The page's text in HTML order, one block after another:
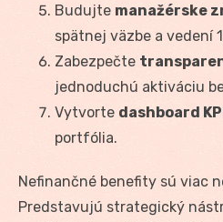
Budujte manažérske
spätnej väzbe a vedení
Zabezpečte
jednoduchú aktiváciu
Vytvorte dashboard
portfólia.
Nefinančné benefity sú viac
Predstavujú strategický